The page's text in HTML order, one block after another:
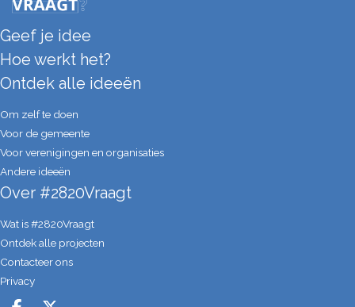
Geef je idee
Hoe werkt het?
Ontdek alle ideeën
Om zelf te doen
Voor de gemeente
Voor verenigingen en organisaties
Andere ideeën
Over #2820Vraagt
Wat is #2820Vraagt
Ontdek alle projecten
Contacteer ons
Privacy